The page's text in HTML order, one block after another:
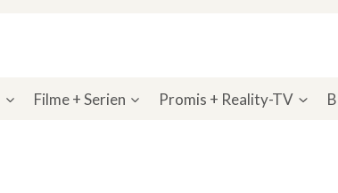
Filme + Serien Promis + Reality-TV